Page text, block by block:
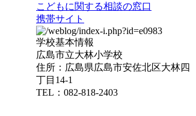
こどもに関する相談の窓口
携帯サイト
学校基本情報
広島市立大林小学校
住所：広島県広島市安佐北区大林四
丁目14-1
TEL：082-818-2403